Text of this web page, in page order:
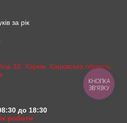
за рік
38, Харків, Харківська область,
до 18:30
роботи
КНОПКА
ЗВ'ЯЗКУ